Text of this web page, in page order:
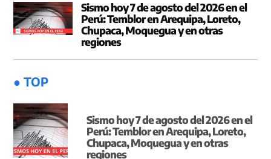
Sismo hoy 7 de agosto del 2026 en el
Perú: Temblor en Arequipa, Loreto,
Chupaca, Moquegua y en otras
regiones
● TOP
Sismo hoy 7 de agosto del 2026 en el
Perú: Temblor en Arequipa, Loreto,
Chupaca, Moquegua y en otras
regiones